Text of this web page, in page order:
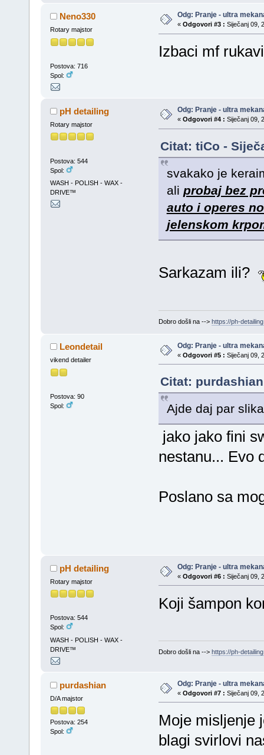
Neno330
Rotary majstor
Postova: 716
Spol:
Odg: Pranje - ultra
« Odgovori #3 : Siječanj 09,
Izbaci mf
pH detailing
Rotary majstor
Postova: 544
Spol:
WASH - POLISH - WAX -
DRIVE™
Odg: Pranje - ultra
« Odgovori #4 : Siječanj 09,
Citat: tiCo -
svakako je
ali probaj bez
auto i operes
jelenskom
Sarkazam ili?
Dobro došli na --> https://ph-
Leondetail
vikend detailer
Postova: 90
Spol:
Odg: Pranje - ultra
« Odgovori #5 : Siječanj 09,
Citat:
Ajde daj par
jako jako fini
nestanu... Evo
Poslano sa
pH detailing
Rotary majstor
Postova: 544
Spol:
WASH - POLISH - WAX -
DRIVE™
Odg: Pranje - ultra
« Odgovori #6 : Siječanj 09,
Koji šampon
Dobro došli na --> https://ph-
purdashian
D/A majstor
Postova: 254
Spol:
Odg: Pranje - ultra
« Odgovori #7 : Siječanj 09,
Moje misljenje
blagi svirlovi